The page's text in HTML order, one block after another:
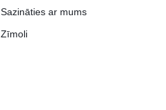
Sazināties ar mums
Zīmoli